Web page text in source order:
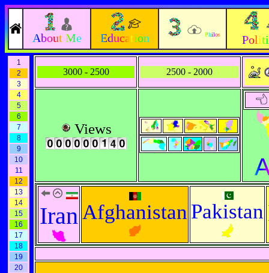
About Me Education Philos
1
2
3
4
5
6
7
8
9
10
11
12
13
14
15
16
17
18
19
20
3000 - 2500 2500 - 2000
Views
IranAfghanistan Pakistan